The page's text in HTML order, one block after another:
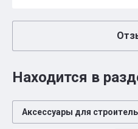
Находится в
Аксессуары для